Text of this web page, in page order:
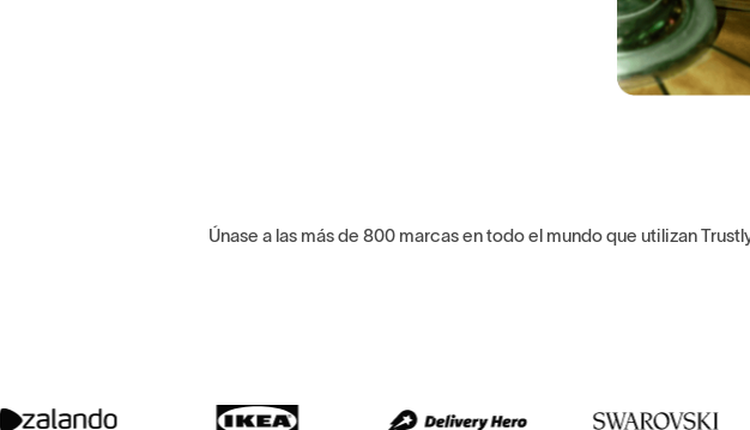
Únase a las más de 800 marcas en todo el mundo que utilizan